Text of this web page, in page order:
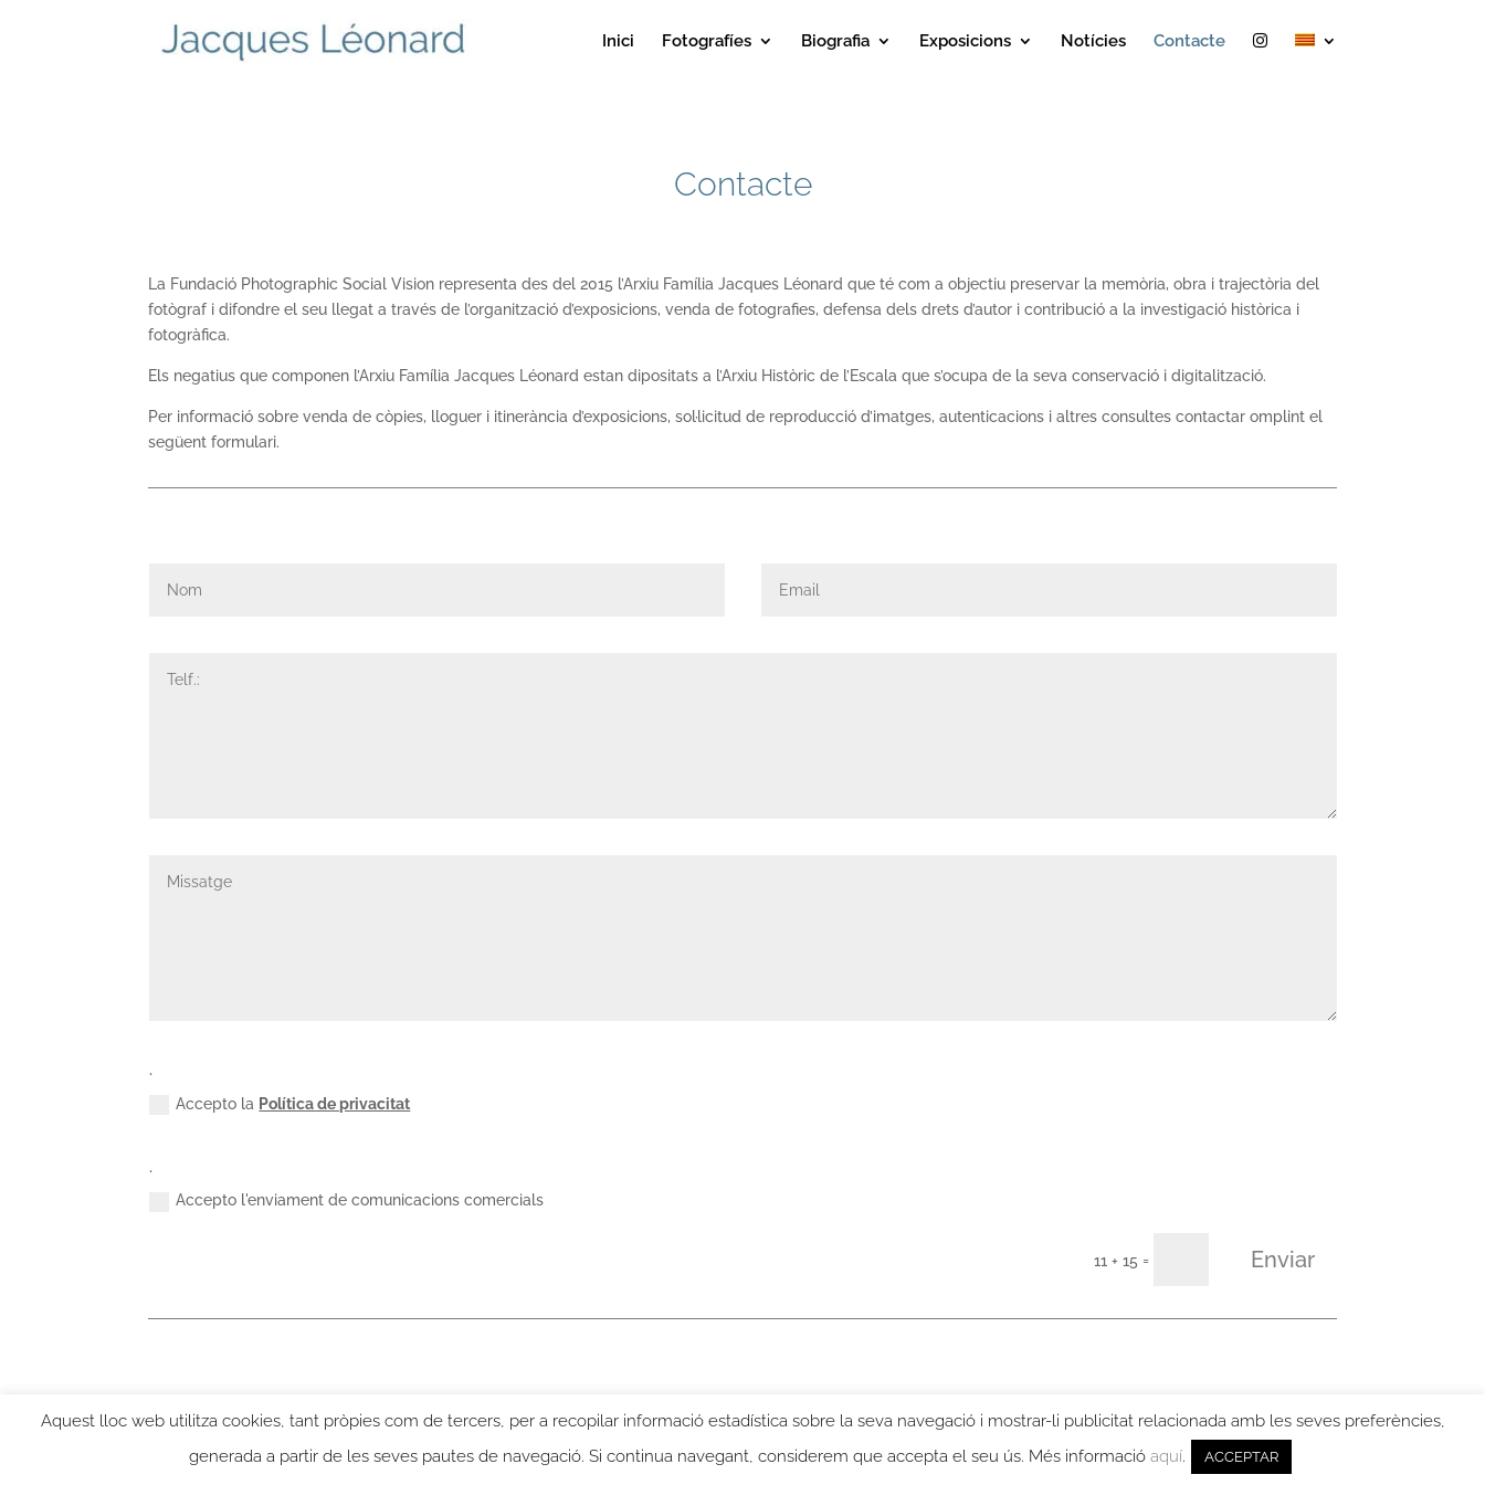
Inici Fotografíes Biografia Exposicions Notícies Contacte
Contacte
La Fundació Photographic Social Vision representa des del 2015 l’Arxiu Família Jacques Léonard que té com a objectiu preservar la memòria, obra i trajectòria del
fotògraf i difondre el seu llegat a través de l’organització d’exposicions, venda de fotografies, defensa dels drets d’autor i contribució a la investigació històrica i
fotogràfica.
Els negatius que componen l’Arxiu Família Jacques Léonard estan dipositats a l’Arxiu Històric de l’Escala que s’ocupa de la seva conservació i digitalització.
Per informació sobre venda de còpies, lloguer i itinerància d’exposicions, sol·licitud de reproducció d’imatges, autenticacions i altres consultes contactar omplint el
següent formulari.
.
Accepto la Política de privacitat
.
Accepto l'enviament de comunicacions comercials
11 + 15 = Enviar
©Jacques Léonard. Arxiu Famíia Jacques Léonard -Privacy policy-Legal notice -DISSENY I DESENVOLUPAMENT WEB PER 2MUNDOWEB
Aquest lloc web utilitza cookies, tant pròpies com de tercers, per a recopilar informació estadística sobre la seva navegació i mostrar-li publicitat relacionada amb les seves preferències,
generada a partir de les seves pautes de navegació. Si continua navegant, considerem que accepta el seu ús. Més informació aquí. ACCEPTAR